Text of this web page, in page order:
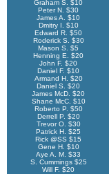
Graham S. $10
Peter N. $30
James A. $10
Dmitry I. $10
Edward R. $50
Roderick S. $30
Mason S. $5
Henning E. $20
John F. $20
Daniel F. $10
Armand H. $20
Daniel S. $20
James McD. $20
Shane McC. $10
Roberto P. $50
Derrell P. $20
Trevor O. $30
Patrick H. $25
Rick @SS $15
Gene H. $10
Aye A. M. $33
S. Cummings $25
Will F. $20